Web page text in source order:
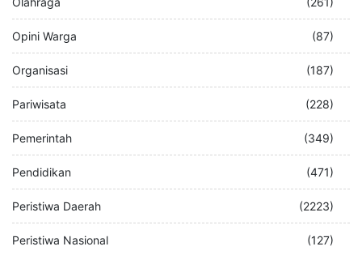
Opini Warga (87)
Organisasi (187)
Pariwisata (228)
Pemerintah (349)
Pendidikan (471)
Peristiwa Daerah (2223)
Peristiwa Nasional (127)